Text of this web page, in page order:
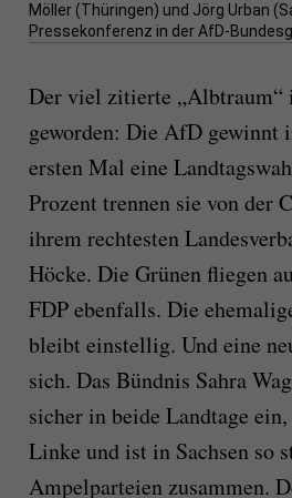
Möller (Thüringen) und Jörg Urban
Pressekonferenz in der AfD-
Der viel zitierte
geworden: Die AfD gewinnt
ersten Mal eine
Prozent trennen sie von der
ihrem rechtesten
Höcke. Die Grünen fliegen
FDP ebenfalls. Die
bleibt einstellig. Und eine
sich. Das Bündnis Sahra
sicher in beide Landtage
Linke und ist in Sachsen so
Ampelparteien zusammen.